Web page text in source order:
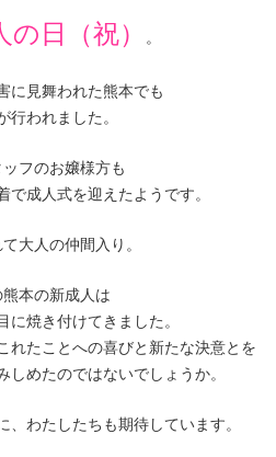
の日（祝） 。
に見舞われた熊本でも
行われました。
フのお嬢様方も
で成人式を迎えたようです。
大人の仲間入り。
本の新成人は
に焼き付けてきました。
れたことへの喜びと新たな決意とを
しめたのではないでしょうか。
、わたしたちも期待しています。